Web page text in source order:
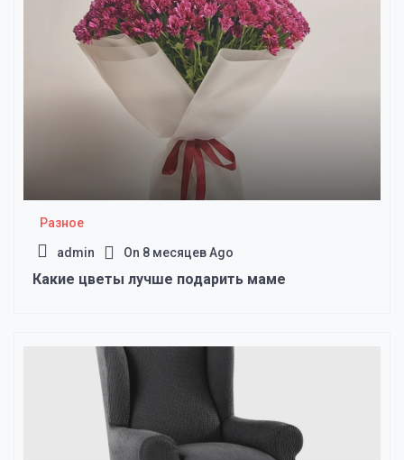
Разное
admin On 8 месяцев Ago
Какие цветы лучше подарить маме